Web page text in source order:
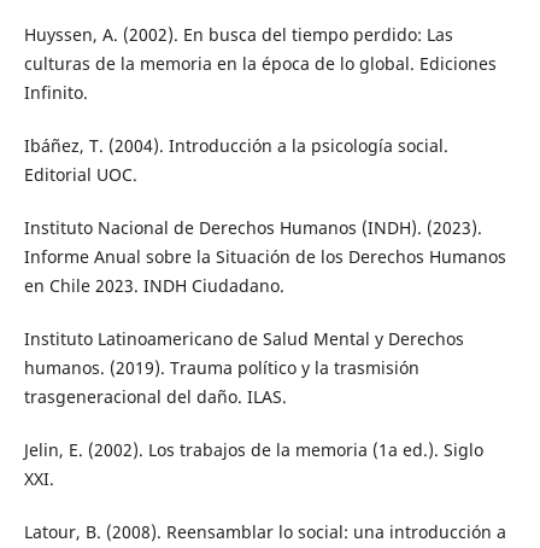
Huyssen, A. (2002). En busca del tiempo perdido: Las
culturas de la memoria en la época de lo global. Ediciones
Infinito.
Ibáñez, T. (2004). Introducción a la psicología social.
Editorial UOC.
Instituto Nacional de Derechos Humanos (INDH). (2023).
Informe Anual sobre la Situación de los Derechos Humanos
en Chile 2023. INDH Ciudadano.
Instituto Latinoamericano de Salud Mental y Derechos
humanos. (2019). Trauma político y la trasmisión
trasgeneracional del daño. ILAS.
Jelin, E. (2002). Los trabajos de la memoria (1a ed.). Siglo
XXI.
Latour, B. (2008). Reensamblar lo social: una introducción a